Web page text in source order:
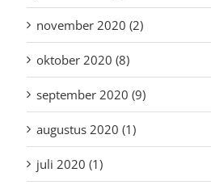
november 2020 (2)
oktober 2020 (8)
september 2020 (9)
augustus 2020 (1)
juli 2020 (1)